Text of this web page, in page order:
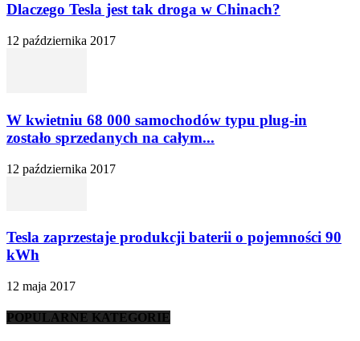
Dlaczego Tesla jest tak droga w Chinach?
12 października 2017
W kwietniu 68 000 samochodów typu plug-in
zostało sprzedanych na całym...
12 października 2017
Tesla zaprzestaje produkcji baterii o pojemności 90
kWh
12 maja 2017
POPULARNE KATEGORIE